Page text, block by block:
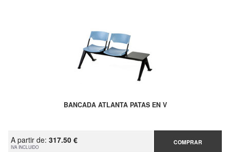
BANCADA ATLANTA PATAS EN V
A partir de: 317.50 €
IVA INCLUIDO
COMPRAR